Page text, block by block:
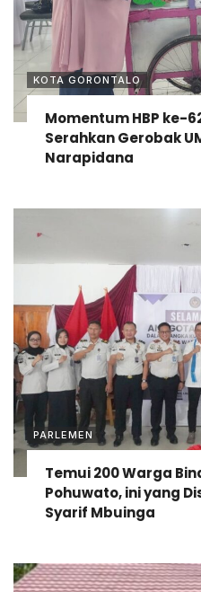
KOTA GORONTALO
Momentum HBP ke-
Serahkan Gerobak
Narapidana
PARLEMEN
Temui 200 Warga
Pohuwato, ini yang
Syarif Mbuinga